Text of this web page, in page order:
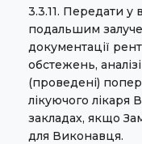
3.3.11. Передати у
подальшим
документації
обстежень,
(проведені)
лікуючого
закладах, якщо
для Виконавця.